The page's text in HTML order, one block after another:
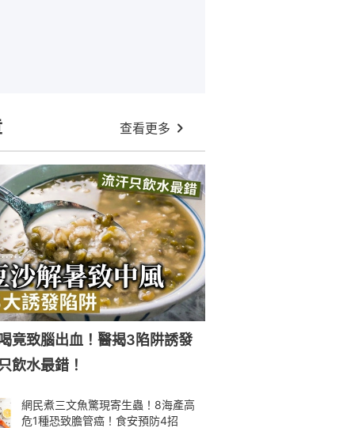
查看更多
竟致腦出血！醫揭3陷阱誘發
飲水最錯！
網民煮三文魚驚現寄生蟲！8海產高
危1種恐致膽管癌！食安預防4招